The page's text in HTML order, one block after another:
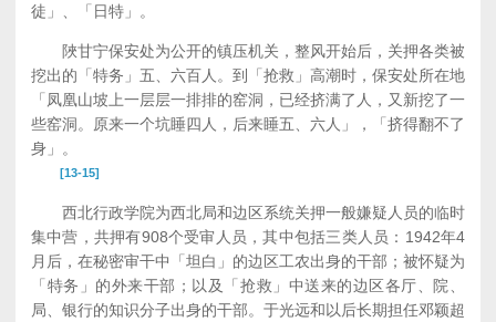
徒」、「日特」。
陜甘宁保安处为公开的镇压机关，整风开始后，关押各类被
挖出的「特务」五、六百人。到「抢救」高潮时，保安处所在地
「凤凰山坡上一层层一排排的窑洞，已经挤满了人，又新挖了一
些窑洞。原来一个坑睡四人，后来睡五、六人」，「挤得翻不了
身」。
[13-15]
西北行政学院为西北局和边区系统关押一般嫌疑人员的临时
集中营，共押有908个受审人员，其中包括三类人员：1942年4
月后，在秘密审干中「坦白」的边区工农出身的干部；被怀疑为
「特务」的外来干部；以及「抢救」中送来的边区各厅、院、
局、银行的知识分子出身的干部。于光远和以后长期担任邓颖超